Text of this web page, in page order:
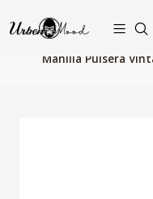
Envío GRATIS desde
Manilla Pulsera